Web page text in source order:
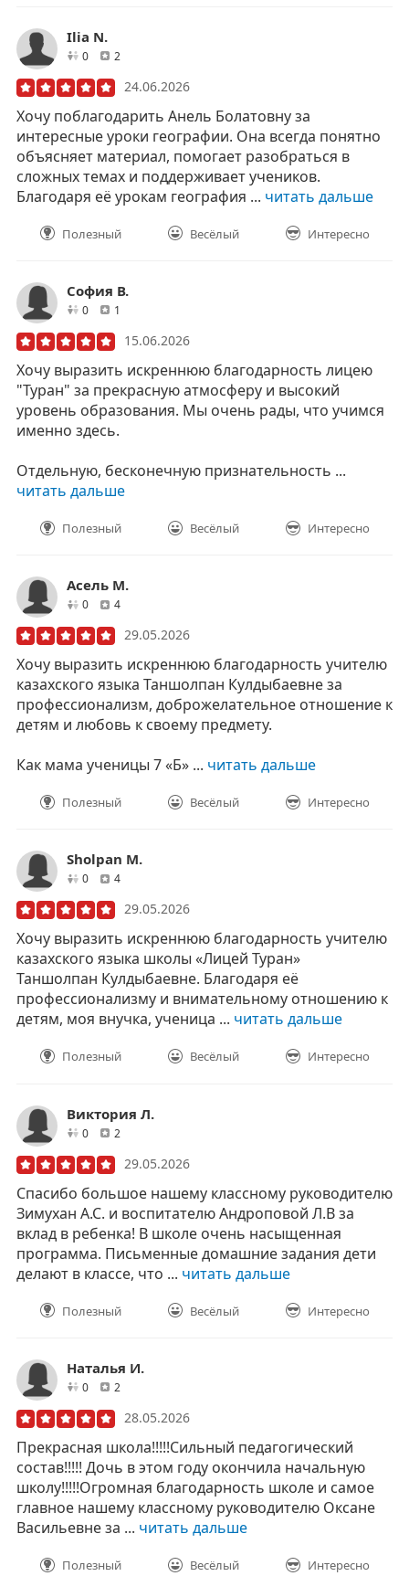
Ilia N.
0друзей
2
24.06.2026
Хочу поблагодарить Анель Болатовну за
интересные уроки географии. Она всегда понятно
объясняет материал, помогает разобраться в
сложных темах и поддерживает учеников.
Благодаря её урокам география ... читать дальше
Полезный Весёлый Интересно
София В.
0друзей1
15.06.2026
Хочу выразить искреннюю благодарность лицею
"Туран" за прекрасную атмосферу и высокий
уровень образования. Мы очень рады, что учимся
именно здесь.
Отдельную, бесконечную признательность ...
читать дальше
Полезный Весёлый Интересно
Асель М.
0друзей
4отзывов
29.05.2026
Хочу выразить искреннюю благодарность учителю
казахского языка Таншолпан Кулдыбаевне за
профессионализм, доброжелательное отношение к
детям и любовь к своему предмету.
Как мама ученицы 7 «Б» ... читать дальше
Полезный Весёлый Интересно
Sholpan M.
0друзей
4отзывов
29.05.2026
Хочу выразить искреннюю благодарность учителю
казахского языка школы «Лицей Туран»
Таншолпан Кулдыбаевне. Благодаря её
профессионализму и внимательному отношению к
детям, моя внучка, ученица ... читать дальше
Полезный Весёлый Интересно
Виктория Л.
0друзей
2
29.05.2026
Спасибо большое нашему классному руководителю
Зимухан А.С. и воспитателю Андроповой Л.В за
вклад в ребенка! В школе очень насыщенная
программа. Письменные домашние задания дети
делают в классе, что ... читать дальше
Полезный Весёлый Интересно
Наталья И.
0друзей
2
28.05.2026
Прекрасная школа!!!!!Сильный педагогический
состав!!!!! Дочь в этом году окончила начальную
школу!!!!!Огромная благодарность школе и самое
главное нашему классному руководителю Оксане
Васильевне за ... читать дальше
Полезный Весёлый Интересно